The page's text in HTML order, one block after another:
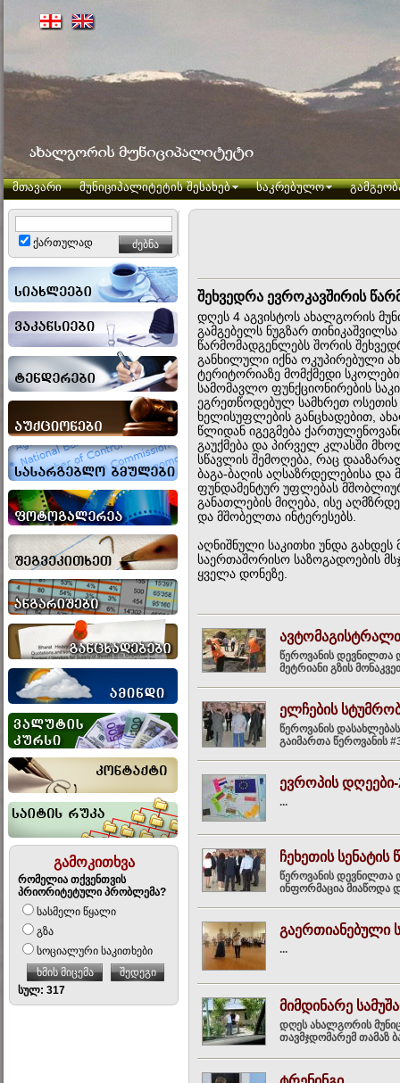
მთავარი მუნიციპალიტეტის შესახებ საკრებულო
ქართულად
გამოკითხვა
რომელია თქვენთვის
პრიორიტეტული პრობლემა?
სასმელი წყალი
გზა
სოციალური საკითხები
ხმის მიცემა
შედეგი
სულ: 317
შეხვედრა ევროკავშირის
დღეს 4 აგვისტოს ახალგორის
გამგებელს ნუგზარ
წარმომადგენლებს შორის
განხილული იქნა ოკუპირებული
ტერიტორიაზე მომქმედი
სამომავლო ფუნქციონირების
ეგრეთწოდებულ სამხრეთ
ხელისუფლების განცხადებით,
წლიდან იგეგმება
გაუქმება და პირველ კლასში
სწავლის შემოღება, რაც
ბაგა-ბაღის აღსაზრდელებისა და
ფუნდამენტურ უფლებას
განათლების მიღება, ისე
და მშობელთა ინტერესებს.
აღნიშნული საკითხი უნდა
საერთაშორისო საზოგადოების
ყველა დონეზე.
წეროვანის დევნილთა
მეტრიანი გზის
ელჩების
წეროვანის
გაიმართა წეროვანის
ევროპის
...
ჩეხეთის
წეროვანის დევნილთა
ინფორმაცია მიაწოდა
გაერთიანებული
...
მიმდინარე
დღეს ახალგორის
თავმჯდომარემ თამაზ